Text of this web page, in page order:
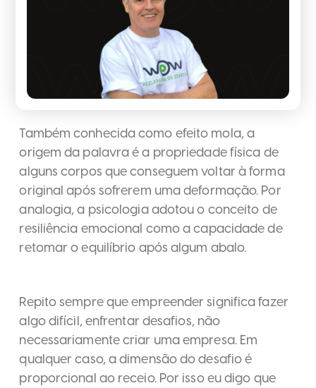
Também conhecida como efeito mola, a
origem da palavra é a propriedade física de
alguns corpos que conseguem voltar à forma
original após sofrerem uma deformação. Por
analogia, a psicologia adotou o conceito de
resiliência emocional como a capacidade de
retomar o equilíbrio após algum abalo.
Repito sempre que empreender significa fazer
algo difícil, enfrentar desafios, não
necessariamente criar uma empresa. Em
qualquer caso, a dimensão do desafio é
proporcional ao receio. Por isso eu digo que